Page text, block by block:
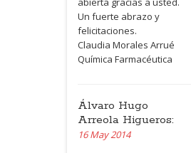
Un fuerte abrazo y
felicitaciones.
Claudia Morales Arrué
Química Farmacéutica
Álvaro Hugo
Arreola Higueros:
16 May 2014